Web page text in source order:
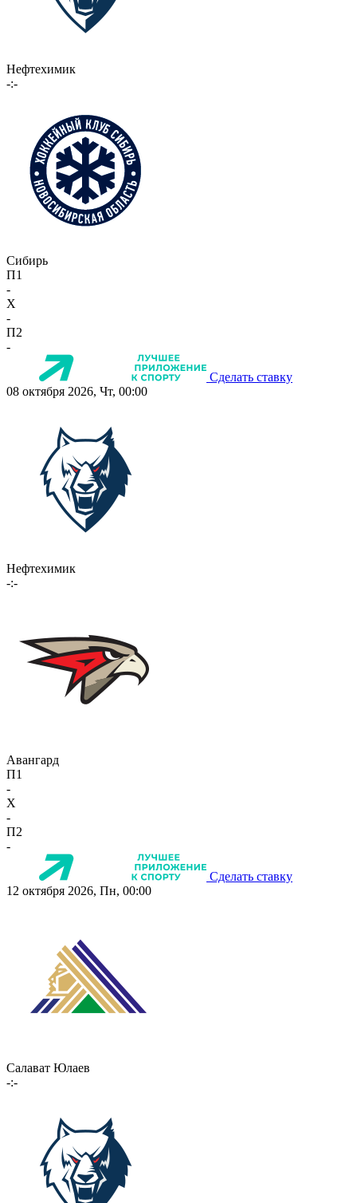
Нефтехимик
-:-
Сибирь
П1
-
X
-
П2
-
Сделать ставку
08 октября 2026, Чт, 00:00
Нефтехимик
-:-
Авангард
П1
-
X
-
П2
-
Сделать ставку
12 октября 2026, Пн, 00:00
Салават Юлаев
-:-